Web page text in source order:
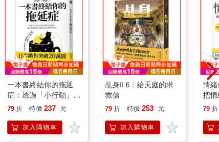
一本書終結你的拖延
症：透過「小行動」打
開大腦的行動開關，懶
的37個科學方法
79 折 特價 237 元
加入購物車
乩身II 6：給天庭的求
救信
79 折 特價 253 元
加入購物車
情
把
誰
79 折